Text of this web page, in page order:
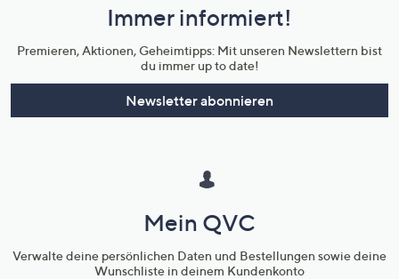
Unternehmensinformationen
Immer informiert!
Premieren, Aktionen, Geheimtipps: Mit unseren Newslettern bist
du immer up to date!
Newsletter abonnieren
Mein QVC
Verwalte deine persönlichen Daten und Bestellungen sowie deine
Wunschliste in deinem Kundenkonto